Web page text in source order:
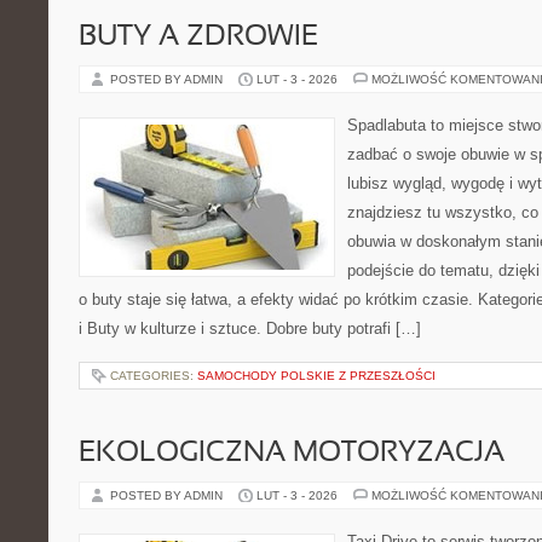
BUTY A ZDROWIE
POSTED BY ADMIN LUT - 3 - 2026 MOŻLIWOŚĆ
Spadlabuta to miejsce
zadbać o swoje obuwie w
lubisz wygląd, wygodę i
znajdziesz tu wszystko, co
obuwia w doskonałym
podejście do tematu,
o buty staje się łatwa, a efekty widać po krótkim czasie.
i Buty w kulturze i sztuce. Dobre buty potrafi […]
CATEGORIES: SAMOCHODY POLSKIE Z PRZESZŁOŚCI
EKOLOGICZNA MOTORYZACJA
POSTED BY ADMIN LUT - 3 - 2026 MOŻLIWOŚĆ